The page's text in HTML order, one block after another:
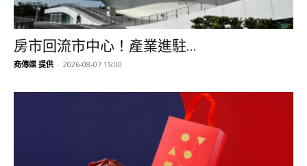
房市回流市中心！產業進駐...
商傳媒 提供 - 2026-08-07 15:00